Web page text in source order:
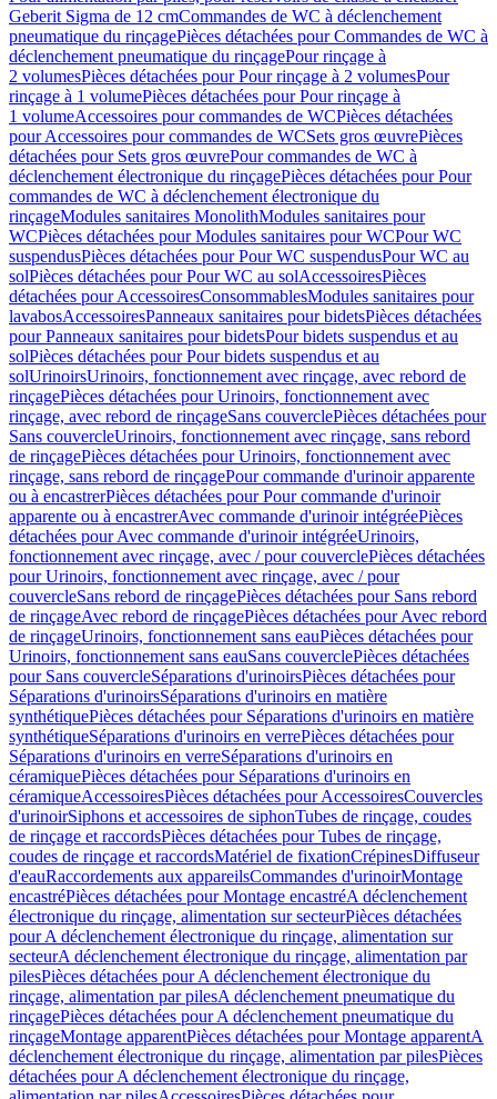
Geberit Sigma de 12 cmCommandes de WC à déclenchement
pneumatique du rinçagePièces détachées pour Commandes de WC à
déclenchement pneumatique du rinçagePour rinçage à
2 volumesPièces détachées pour Pour rinçage à 2 volumesPour
rinçage à 1 volumePièces détachées pour Pour rinçage à
1 volumeAccessoires pour commandes de WCPièces détachées
pour Accessoires pour commandes de WCSets gros œuvrePièces
détachées pour Sets gros œuvrePour commandes de WC à
déclenchement électronique du rinçagePièces détachées pour Pour
commandes de WC à déclenchement électronique du
rinçageModules sanitaires MonolithModules sanitaires pour
WCPièces détachées pour Modules sanitaires pour WCPour WC
suspendusPièces détachées pour Pour WC suspendusPour WC au
solPièces détachées pour Pour WC au solAccessoiresPièces
détachées pour AccessoiresConsommablesModules sanitaires pour
lavabosAccessoiresPanneaux sanitaires pour bidetsPièces détachées
pour Panneaux sanitaires pour bidetsPour bidets suspendus et au
solPièces détachées pour Pour bidets suspendus et au
solUrinoirsUrinoirs, fonctionnement avec rinçage, avec rebord de
rinçagePièces détachées pour Urinoirs, fonctionnement avec
rinçage, avec rebord de rinçageSans couverclePièces détachées pour
Sans couvercleUrinoirs, fonctionnement avec rinçage, sans rebord
de rinçagePièces détachées pour Urinoirs, fonctionnement avec
rinçage, sans rebord de rinçagePour commande d'urinoir apparente
ou à encastrerPièces détachées pour Pour commande d'urinoir
apparente ou à encastrerAvec commande d'urinoir intégréePièces
détachées pour Avec commande d'urinoir intégréeUrinoirs,
fonctionnement avec rinçage, avec / pour couverclePièces détachées
pour Urinoirs, fonctionnement avec rinçage, avec / pour
couvercleSans rebord de rinçagePièces détachées pour Sans rebord
de rinçageAvec rebord de rinçagePièces détachées pour Avec rebord
de rinçageUrinoirs, fonctionnement sans eauPièces détachées pour
Urinoirs, fonctionnement sans eauSans couverclePièces détachées
pour Sans couvercleSéparations d'urinoirsPièces détachées pour
Séparations d'urinoirsSéparations d'urinoirs en matière
synthétiquePièces détachées pour Séparations d'urinoirs en matière
synthétiqueSéparations d'urinoirs en verrePièces détachées pour
Séparations d'urinoirs en verreSéparations d'urinoirs en
céramiquePièces détachées pour Séparations d'urinoirs en
céramiqueAccessoiresPièces détachées pour AccessoiresCouvercles
d'urinoirSiphons et accessoires de siphonTubes de rinçage, coudes
de rinçage et raccordsPièces détachées pour Tubes de rinçage,
coudes de rinçage et raccordsMatériel de fixationCrépinesDiffuseur
d'eauRaccordements aux appareilsCommandes d'urinoirMontage
encastréPièces détachées pour Montage encastréA déclenchement
électronique du rinçage, alimentation sur secteurPièces détachées
pour A déclenchement électronique du rinçage, alimentation sur
secteurA déclenchement électronique du rinçage, alimentation par
pilesPièces détachées pour A déclenchement électronique du
rinçage, alimentation par pilesA déclenchement pneumatique du
rinçagePièces détachées pour A déclenchement pneumatique du
rinçageMontage apparentPièces détachées pour Montage apparentA
déclenchement électronique du rinçage, alimentation par pilesPièces
détachées pour A déclenchement électronique du rinçage,